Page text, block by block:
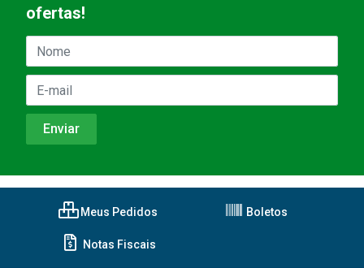
ofertas!
Meus Pedidos Boletos
Notas Fiscais